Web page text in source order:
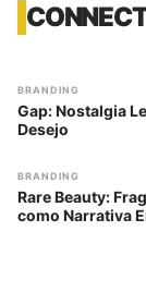
#317
BRANDING
Gap: Nostalgia
Desejo
#319
BRANDING
Rare Beauty:
como Narrativa